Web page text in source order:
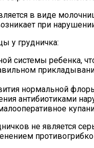
в виде
при
у грудничка:
системы ребенка,
нормальной
антибиотиками
не является